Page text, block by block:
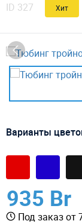
ID 327 Хит
Варианты
935 Br
Под заказ от